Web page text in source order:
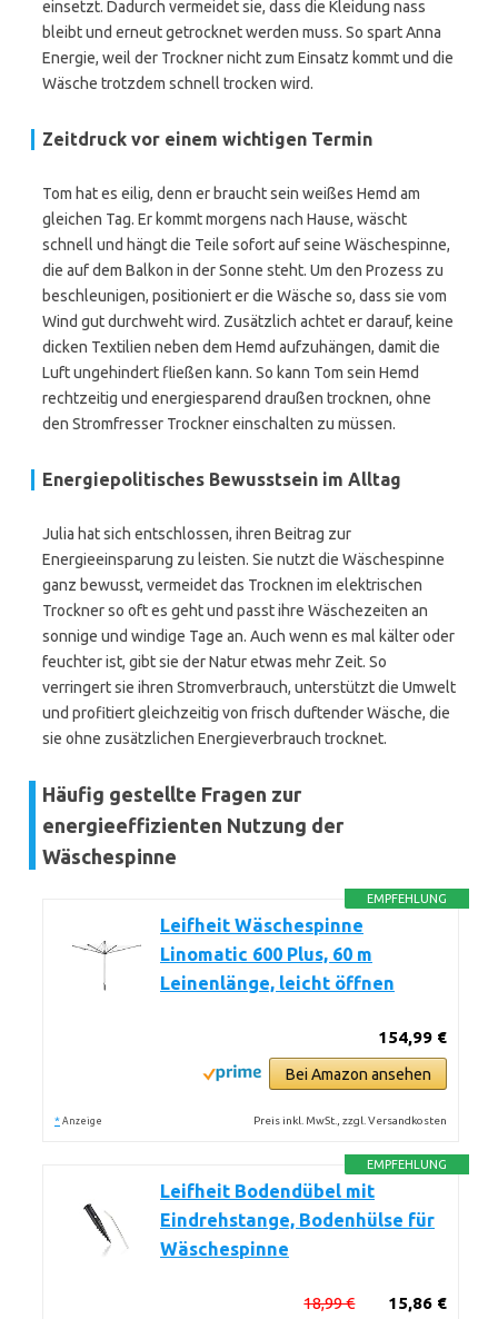
einsetzt. Dadurch vermeidet sie, dass die Kleidung nass
bleibt und erneut getrocknet werden muss. So spart Anna
Energie, weil der Trockner nicht zum Einsatz kommt und die
Wäsche trotzdem schnell trocken wird.
Zeitdruck vor einem wichtigen Termin
Tom hat es eilig, denn er braucht sein weißes Hemd am
gleichen Tag. Er kommt morgens nach Hause, wäscht
schnell und hängt die Teile sofort auf seine Wäschespinne,
die auf dem Balkon in der Sonne steht. Um den Prozess zu
beschleunigen, positioniert er die Wäsche so, dass sie vom
Wind gut durchweht wird. Zusätzlich achtet er darauf, keine
dicken Textilien neben dem Hemd aufzuhängen, damit die
Luft ungehindert fließen kann. So kann Tom sein Hemd
rechtzeitig und energiesparend draußen trocknen, ohne
den Stromfresser Trockner einschalten zu müssen.
Energiepolitisches Bewusstsein im Alltag
Julia hat sich entschlossen, ihren Beitrag zur
Energieeinsparung zu leisten. Sie nutzt die Wäschespinne
ganz bewusst, vermeidet das Trocknen im elektrischen
Trockner so oft es geht und passt ihre Wäschezeiten an
sonnige und windige Tage an. Auch wenn es mal kälter oder
feuchter ist, gibt sie der Natur etwas mehr Zeit. So
verringert sie ihren Stromverbrauch, unterstützt die Umwelt
und profitiert gleichzeitig von frisch duftender Wäsche, die
sie ohne zusätzlichen Energieverbrauch trocknet.
Häufig gestellte Fragen zur
energieeffizienten Nutzung der
Wäschespinne
EMPFEHLUNG
Leifheit Wäschespinne
Linomatic 600 Plus, 60 m
Leinenlänge, leicht öffnen
154,99 €
Bei Amazon ansehen
* Anzeige Preis inkl. MwSt., zzgl. Versandkosten
EMPFEHLUNG
Leifheit Bodendübel mit
Eindrehstange, Bodenhülse für
Wäschespinne
15,86 €
18,99 €